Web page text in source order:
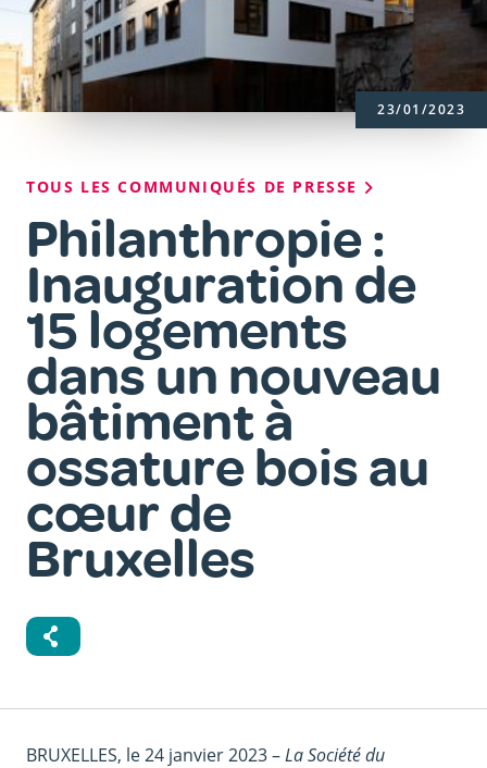
Fil
d'Ariane
TOUS LES COMMUNIQUÉS DE PRESSE
Philanthropie :
Inauguration de
15 logements
dans un nouveau
bâtiment à
ossature bois au
cœur de
Bruxelles
23/01/2023
Corps
BRUXELLES, le 24 janvier 2023 –La Société du